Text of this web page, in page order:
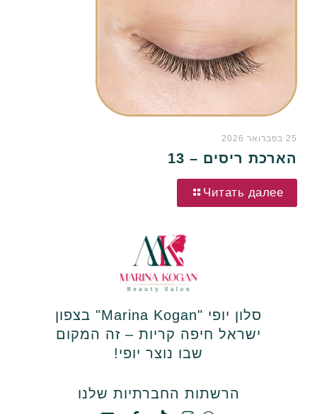
25 בפברואר 2026
הארכת ריסים – 13
Читать далее
סלון יופי "Marina Kogan" בצפון
ישראל חיפה קריות – זה המקום
שבו נוצר יופי!
הרשתות החברתיות שלנו